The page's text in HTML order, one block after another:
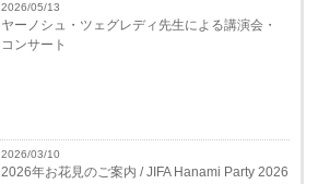
2026/05/13
ヤーノシュ・ツェグレディ先生による講演会・
コンサート
2026/03/10
2026年お花見のご案内 / JIFA Hanami Party 2026